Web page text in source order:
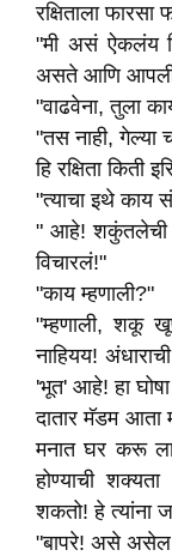
रक्षिताला
"मी असं ऐकलंय
असते आणि आपली
"वाढवेना, तुला
"तस नाही, गेल्या
हि रक्षिता किती
"त्याचा इथे काय
" आहे! शकुंतलेची
विचारलं!"
"काय म्हणाली?"
"म्हणाली, शकू
नाहियय!
'भूत' आहे! हा
दातार मॅडम आता
मनात घर करू
होण्याची
शकतो! हे त्यांना
"बापरे! असे